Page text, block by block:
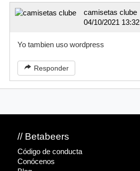
camisetas clube
04/10/2021 13:32
Yo tambien uso wordpress
Responder
// Betabeers
Código de conducta
Conócenos